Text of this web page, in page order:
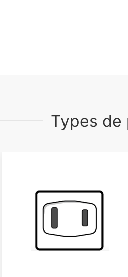
Types de